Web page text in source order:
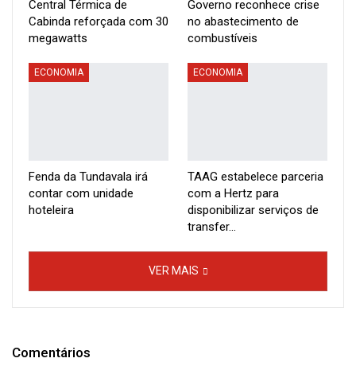
Central Térmica de
Cabinda reforçada com 30
megawatts
Governo reconhece crise
no abastecimento de
combustíveis
ECONOMIA
Fenda da Tundavala irá
contar com unidade
hoteleira
ECONOMIA
TAAG estabelece parceria
com a Hertz para
disponibilizar serviços de
transfer…
VER MAIS
Comentários